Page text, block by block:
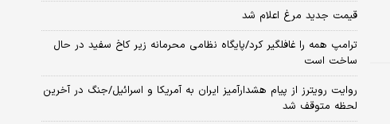
قیمت جدید مرغ اعلام شد
ترامپ همه را غافلگیر کرد/پایگاه نظامی محرمانه زیر کاخ سفید در حال
ساخت است
روایت رویترز از پیام هشدارآمیز ایران به آمریکا و اسرائیل/جنگ در آخرین
لحظه متوقف شد